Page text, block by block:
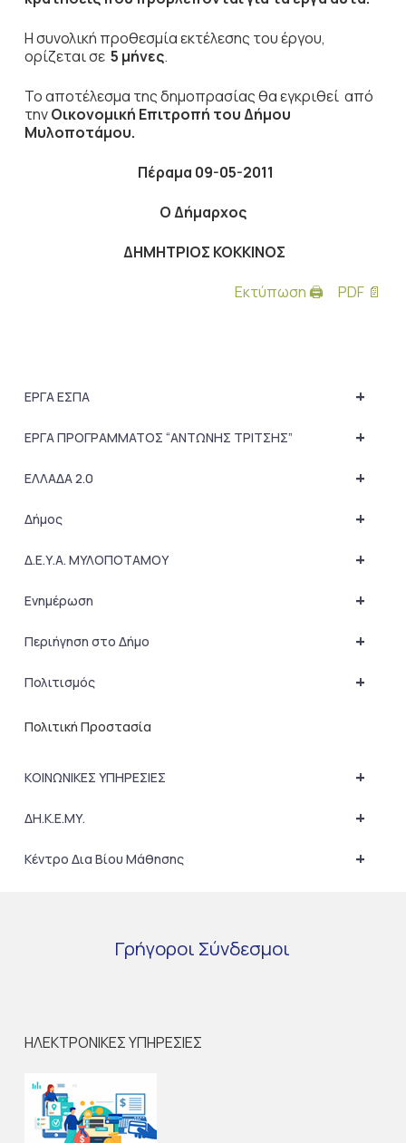
Η συνολική προθεσμία εκτέλεσης του έργου,
ορίζεται σε 5 μήνες.
Το αποτέλεσμα της δημοπρασίας θα εγκριθεί από
τηνΟικονομική Επιτροπή του Δήμου
Μυλοποτάμου.
Πέραμα 09-05-2011
Ο Δήμαρχος
ΔΗΜΗΤΡΙΟΣ ΚΟΚΚΙΝΟΣ
Εκτύπωση 🖨
PDF 📄
+
ΕΡΓΑ ΕΣΠΑ
+
ΕΡΓΑ ΠΡΟΓΡΑΜΜΑΤΟΣ “ΑΝΤΩΝΗΣ ΤΡΙΤΣΗΣ”
+
ΕΛΛΑΔΑ 2.0
+
Δήμος
+
Δ.Ε.Υ.Α. ΜΥΛΟΠΟΤΑΜΟΥ
+
Ενημέρωση
+
Περιήγηση στο Δήμο
+
Πολιτισμός
Πολιτική Προστασία
+
ΚΟΙΝΩΝΙΚΕΣ ΥΠΗΡΕΣΙΕΣ
+
ΔΗ.Κ.Ε.ΜΥ.
+
Κέντρο Δια Βίου Μάθησης
Γρήγοροι Σύνδεσμοι
ΗΛΕΚΤΡΟΝΙΚΕΣ ΥΠΗΡΕΣΙΕΣ